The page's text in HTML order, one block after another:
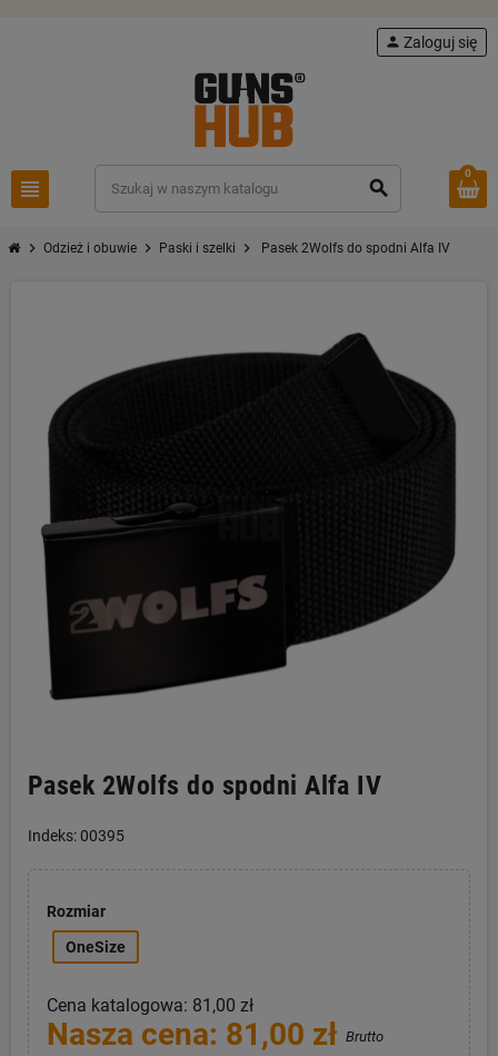
view_headline search
person Zaloguj się
0
chevron_right Odzież i obuwie chevron_right Paski i szelki chevron_right Pasek 2Wolfs do spodni Alfa IV
Pasek 2Wolfs do spodni Alfa IV
Indeks: 00395
Rozmiar
OneSize
Cena katalogowa: 81,00 zł
Nasza cena: 81,00 zł Brutto